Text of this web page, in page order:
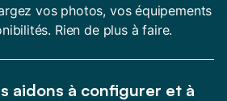
vos photos, vos équipements
Rien de plus à faire.
aidons à configurer et à